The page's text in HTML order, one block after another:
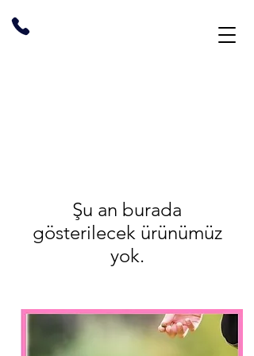
Şu an burada
gösterilecek ürünümüz
yok.